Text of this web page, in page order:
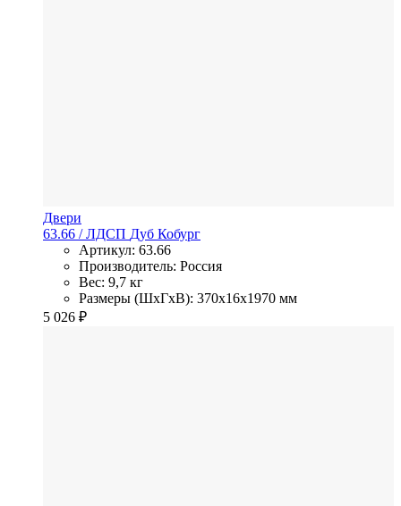
Двери
63.66 / ЛДСП Дуб Кобург
Артикул: 63.66
Производитель: Россия
Вес: 9,7 кг
Размеры (ШхГхВ): 370x16x1970 мм
5 026 ₽